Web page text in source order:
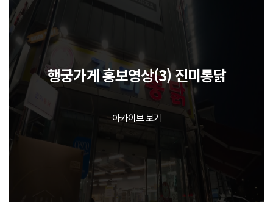
행궁가게 홍보영상(3) 진미통닭
아카이브 보기